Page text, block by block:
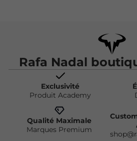
Rafa Nadal
Exclusivité
Produit Academy
Qualité Maximale
Marques Premium